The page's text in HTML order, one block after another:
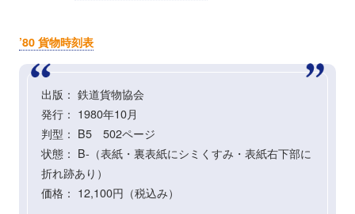
’80 貨物時刻表
出版： 鉄道貨物協会
発行： 1980年10月
判型： B5 502ページ
状態： B-（表紙・裏表紙にシミくすみ・表紙右下部に
折れ跡あり）
価格： 12,100円（税込み）